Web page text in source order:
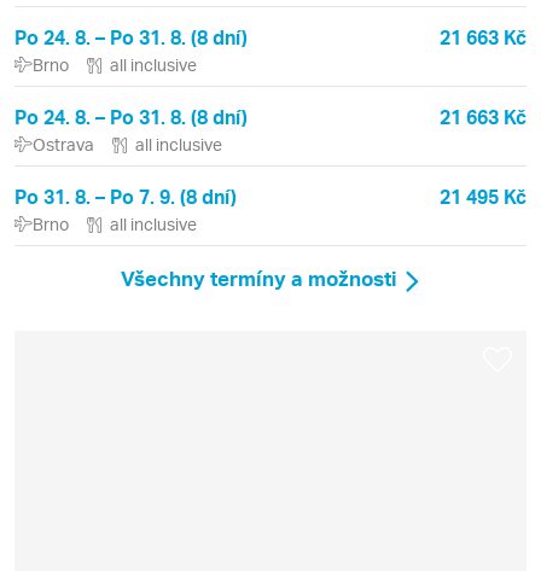
Po 24. 8. – Po 31. 8. (8 dní) 21 663 Kč
Brno all inclusive
Po 24. 8. – Po 31. 8. (8 dní) 21 663 Kč
Ostrava all inclusive
Po 31. 8. – Po 7. 9. (8 dní) 21 495 Kč
Brno all inclusive
Všechny termíny a možnosti